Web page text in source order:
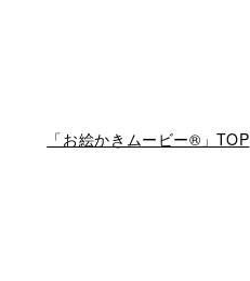
「お絵かきムービー®」TOP